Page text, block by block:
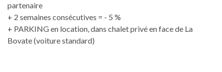
partenaire
+ 2 semaines consécutives = - 5 %
+ PARKING en location, dans chalet privé en face de La
Bovate (voiture standard)